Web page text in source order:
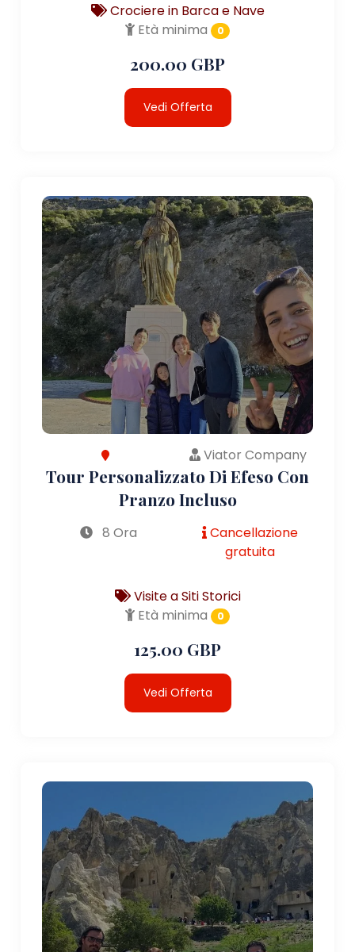
Crociere in Barca e Nave
Età minima
0
200.00 GBP
Vedi Offerta
Viator Company
Tour Personalizzato Di Efeso Con
Pranzo Incluso
8 Ora
Cancellazione
gratuita
Visite a Siti Storici
Età minima
0
125.00 GBP
Vedi Offerta